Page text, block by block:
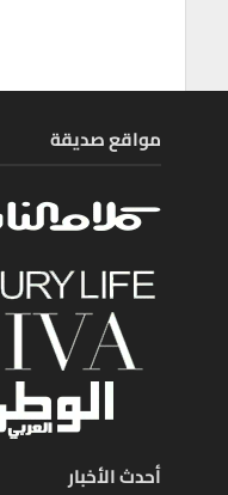
مواقع صديقة
أحدث الأخبار